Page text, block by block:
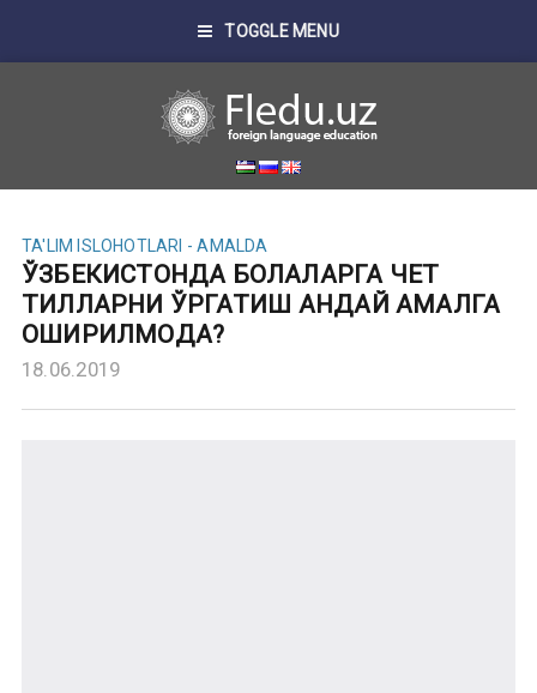
TOGGLE MENU
TA'LIM ISLOHOTLARI - AMALDA
ЎЗБЕКИСТОНДА БОЛАЛАРГА ЧЕТ
ТИЛЛАРНИ ЎРГАТИШ ҚАНДАЙ АМАЛГА
ОШИРИЛМОҚДА?
18.06.2019